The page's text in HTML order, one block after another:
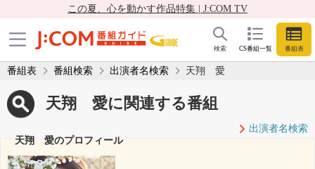
この夏、心を動かす作品特集 | J:COM TV
CS番組一覧 番組表
検索
番組表 番組検索 出演者名検索 天翔 愛
天翔 愛に関連する番組
出演者名検索
天翔 愛のプロフィール